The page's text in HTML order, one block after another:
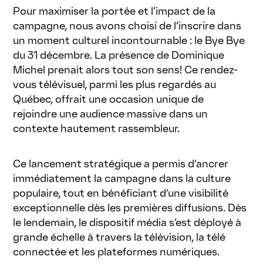
Pour maximiser la portée et l’impact de la
campagne, nous avons choisi de l’inscrire dans
un moment culturel incontournable : le Bye Bye
du 31 décembre. La présence de Dominique
Michel prenait alors tout son sens! Ce rendez-
vous télévisuel, parmi les plus regardés au
Québec, offrait une occasion unique de
rejoindre une audience massive dans un
contexte hautement rassembleur.
Ce lancement stratégique a permis d’ancrer
immédiatement la campagne dans la culture
populaire, tout en bénéficiant d’une visibilité
exceptionnelle dès les premières diffusions. Dès
le lendemain, le dispositif média s’est déployé à
grande échelle à travers la télévision, la télé
connectée et les plateformes numériques.